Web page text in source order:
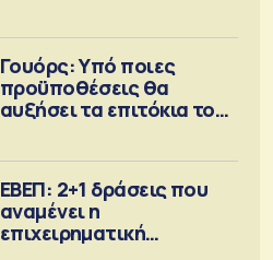
Γουόρς: Υπό ποιες
προϋποθέσεις θα
αυξήσει τα επιτόκια τον
ΕΒΕΠ: 2+1 δράσεις που
αναμένει η
επιχειρηματική